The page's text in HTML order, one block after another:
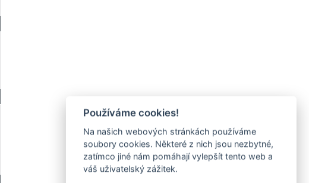
Používáme cookies!
Na našich webových stránkách používáme
soubory cookies. Některé z nich jsou nezbytné,
zatímco jiné nám pomáhají vylepšít tento web a
váš uživatelský zážitek.